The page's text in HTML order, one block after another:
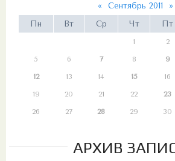
« Сентябрь 2011
»
Пн
Вт Ср Чт Пт
1 2
5 6 7 8 9
12 13 14 15 16
19 20 21 22 23
26 27 28 29 30
АРХИВ